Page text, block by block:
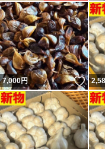
7,000円 い